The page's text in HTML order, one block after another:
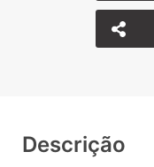
Descrição